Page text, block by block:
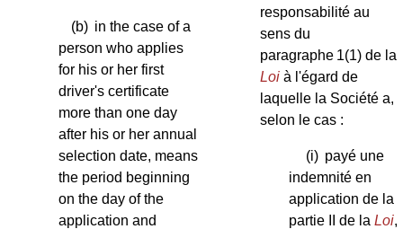
(b) in the case of a
person who applies
for his or her first
driver's certificate
more than one day
after his or her annual
selection date, means
the period beginning
on the day of the
application and
responsabilité au
sens du
paragraphe 1(1) de la
Loi à l'égard de
laquelle la Société a,
selon le cas :
(i) payé une
indemnité en
application de la
partie II de la Loi,